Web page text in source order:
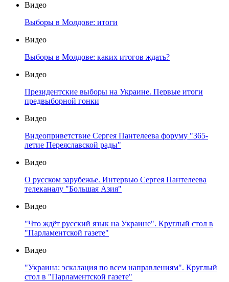
Видео
Выборы в Молдове: итоги
Видео
Выборы в Молдове: каких итогов ждать?
Видео
Президентские выборы на Украине. Первые итоги
предвыборной гонки
Видео
Видеоприветствие Сергея Пантелеева форуму "365-
летие Переяславской рады"
Видео
О русском зарубежье. Интервью Сергея Пантелеева
телеканалу "Большая Азия"
Видео
"Что ждёт русский язык на Украине". Круглый стол в
"Парламентской газете"
Видео
"Украина: эскалация по всем направлениям". Круглый
стол в "Парламентской газете"